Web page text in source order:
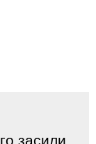
засили